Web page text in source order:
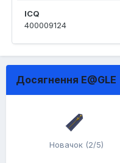
ICQ
400009124
Досягнення E@GLE
Новачок (2/5)